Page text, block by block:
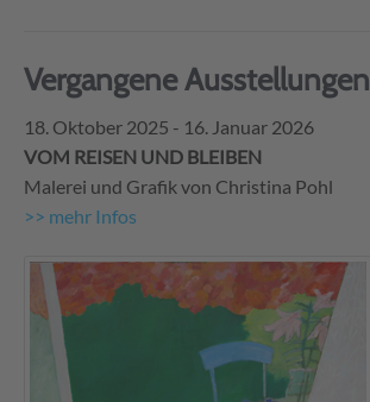
Vergangene Ausstellungen
18. Oktober 2025 - 16. Januar 2026
VOM REISEN UND BLEIBEN
Malerei und Grafik von Christina Pohl
>> mehr Infos